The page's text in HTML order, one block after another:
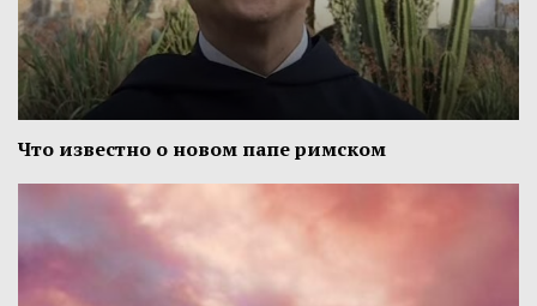
Что известно о новом папе римском